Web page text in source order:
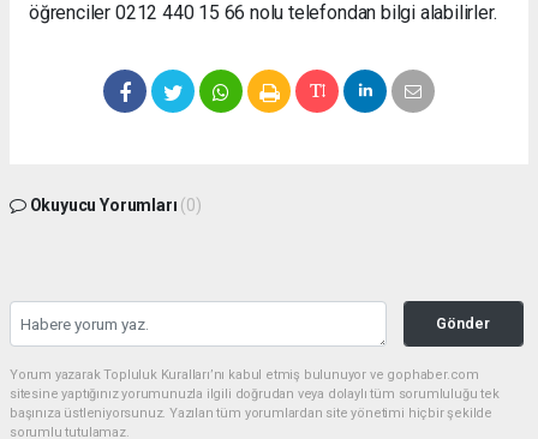
öğrenciler 0212 440 15 66 nolu telefondan bilgi alabilirler.
Okuyucu Yorumları (0)
Gönder
Yorum yazarak Topluluk Kuralları’nı kabul etmiş bulunuyor ve gophaber.com
sitesine yaptığınız yorumunuzla ilgili doğrudan veya dolaylı tüm sorumluluğu tek
başınıza üstleniyorsunuz. Yazılan tüm yorumlardan site yönetimi hiçbir şekilde
sorumlu tutulamaz.